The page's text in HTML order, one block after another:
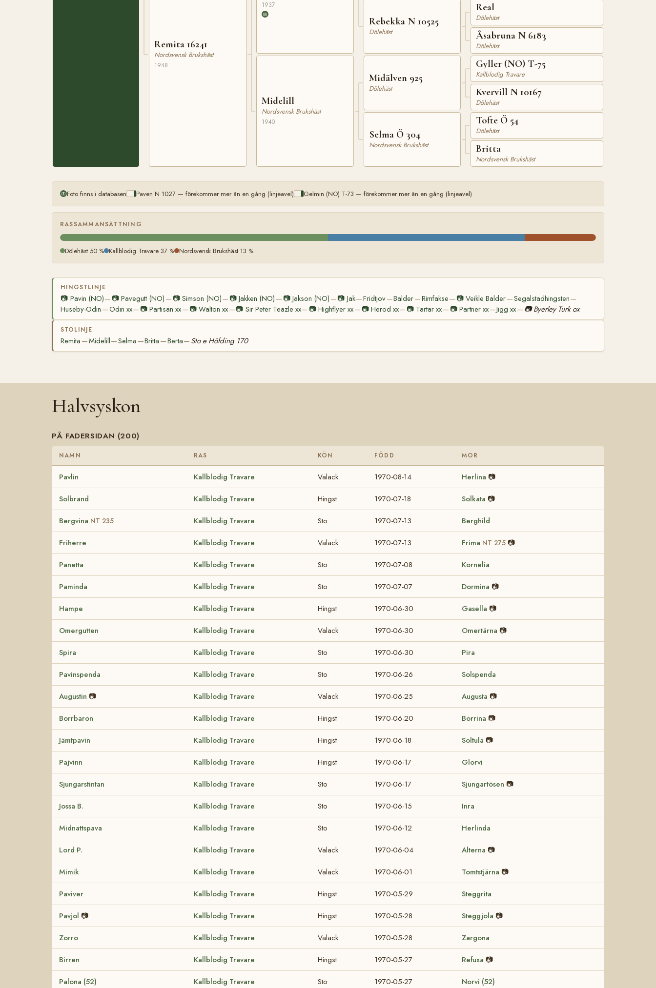
Remita 16241
Nordsvensk Brukshäst
1948
1937
Midelill
Nordsvensk Brukshäst
1940
Rebekka N 10525
Dölehäst
Midälven 925
Dölehäst
Selma Ö 304
Nordsvensk Brukshäst
Real
Dölehäst
Åsabruna N 6183
Dölehäst
Gyller (NO) T-75
Kallblodig Travare
Kvervill N 10167
Dölehäst
Tofte Ö 54
Dölehäst
Britta
Nordsvensk Brukshäst
Foto finns i databasen Paven N 1027 — förekommer mer än en gång (linjeavel) Gelmin (NO) T-73 — förekommer mer än en gång (linjeavel)
RASSAMMANSÄTTNING
Dölehäst 50 % Kallblodig Travare 37 % Nordsvensk Brukshäst 13 %
HINGSTLINJE
📷 Pavin (NO)— 📷Pavegutt (NO) — 📷 Simson (NO)— 📷 Jakken (NO) — 📷Jakson (NO) —📷 Jak—Fridtjov—Balder—Rimfakse— 📷 Veikle Balder—Segalstadhingsten—
Huseby-Odin —Odin xx— 📷Partisan xx— 📷Walton xx—📷 Sir Peter Teazle xx— 📷Highflyer xx— 📷 Herod xx— 📷 Tartar xx— 📷Partner xx—Jigg xx— 📷 Byerley Turk ox
STOLINJE
Remita —Midelill—Selma —Britta —Berta— Sto e Höfding 170
Halvsyskon
PÅ FADERSIDAN (200)
NAMN RAS KÖN FÖDD MOR
Pavlin Kallblodig Travare Valack 1970-08-14 Herlina 📷
Solbrand Kallblodig Travare Hingst 1970-07-18 Solkata 📷
Bergvina NT 235 Kallblodig Travare Sto 1970-07-13 Berghild
Friherre Kallblodig Travare Valack 1970-07-13 Frima NT 275 📷
Panetta Kallblodig Travare Sto 1970-07-08 Kornelia
Paminda Kallblodig Travare Sto 1970-07-07 Dormina 📷
Hampe Kallblodig Travare Hingst 1970-06-30 Gasella 📷
Omergutten Kallblodig Travare Valack 1970-06-30 Omertärna 📷
Spira Kallblodig Travare Sto 1970-06-30 Pira
Pavinspenda Kallblodig Travare Sto 1970-06-26 Solspenda
Augustin 📷 Kallblodig Travare Valack 1970-06-25 Augusta 📷
Borrbaron Kallblodig Travare Hingst 1970-06-20 Borrina 📷
Jämtpavin Kallblodig Travare Hingst 1970-06-18 Soltula 📷
Pajvinn Kallblodig Travare Hingst 1970-06-17 Glorvi
Sjungarstintan Kallblodig Travare Sto 1970-06-17 Sjungartösen 📷
Jossa B. Kallblodig Travare Sto 1970-06-15 Inra
Midnattspava Kallblodig Travare Sto 1970-06-12 Herlinda
Lord P. Kallblodig Travare Valack 1970-06-04 Alterna 📷
Mimik Kallblodig Travare Valack 1970-06-01 Tomtstjärna 📷
Paviver Kallblodig Travare Hingst 1970-05-29 Steggrita
Pavjol 📷 Kallblodig Travare Hingst 1970-05-28 Steggjola 📷
Zorro Kallblodig Travare Valack 1970-05-28 Zargona
Birren Kallblodig Travare Hingst 1970-05-27 Refuxa 📷
Palona (52) Kallblodig Travare Sto 1970-05-27 Norvi (52)